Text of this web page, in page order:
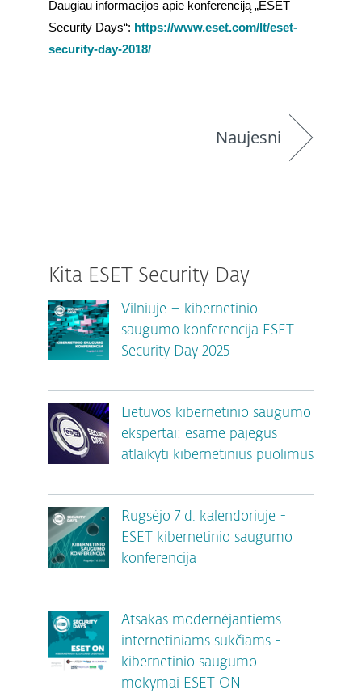
Daugiau informacijos apie konferenciją „ESET
Security Days“: https://www.eset.com/lt/eset-
security-day-2018/
Naujesni
Kita ESET Security Day
Vilniuje – kibernetinio
saugumo konferencija ESET
Security Day 2025
Lietuvos kibernetinio saugumo
ekspertai: esame pajėgūs
atlaikyti kibernetinius puolimus
Rugsėjo 7 d. kalendoriuje -
ESET kibernetinio saugumo
konferencija
Atsakas modernėjantiems
internetiniams sukčiams -
kibernetinio saugumo
mokymai ESET ON